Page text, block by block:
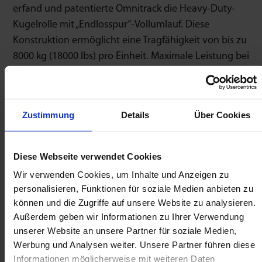
Zustimmung Details Über Cookies
Diese Webseite verwendet Cookies
Wir verwenden Cookies, um Inhalte und Anzeigen zu
personalisieren, Funktionen für soziale Medien anbieten zu
können und die Zugriffe auf unsere Website zu analysieren.
Außerdem geben wir Informationen zu Ihrer Verwendung
unserer Website an unsere Partner für soziale Medien,
Werbung und Analysen weiter. Unsere Partner führen diese
Informationen möglicherweise mit weiteren Daten
erfand und patentierte Omnitrack die Heavy-Duty-
Kugelrolle mit „Endlosspur“-Vollumlauf. Diese
Konstruktion ermöglicht eine Tragfähigkeit von bis zu
8000 kg (18000 lbs) pro Einheit. Maximale Leistung bei
Ein umfassendes Angebot an Größen,
Befestigungsmöglichkeiten und Materialoptionen. Wir
fertigen kundenspezifische Kugeltransporttische,
Fördermodule für müheloses Fördern. Omnicaster-
Kugelrollen und Omnifloat-Rollen für die
Glasbearbeitung bieten eine schonende Beförderung
mit Expressversand zu Ihnen nach Hause.
Die hauseigene Entwicklungs- und Produktionsstätte
von Omnitrack in Stroud, UK. Originalhersteller mit